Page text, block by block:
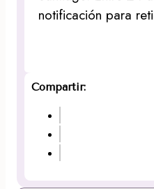
notificación para
Compartir: